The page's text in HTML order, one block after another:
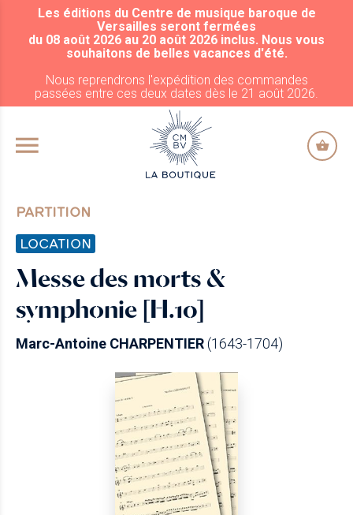
ALLER AU CONTENU PRINCIPAL
Les éditions du Centre de musique baroque de
Versailles seront fermées
du 08 août 2026 au 20 août 2026 inclus. Nous vous
souhaitons de belles vacances d'été.
Nous reprendrons l'expédition des commandes
passées entre ces deux dates dès le 21 août 2026.
PARTITION
LOCATION
Messe des morts &
symphonie [H.10]
Marc-Antoine CHARPENTIER(1643-1704)